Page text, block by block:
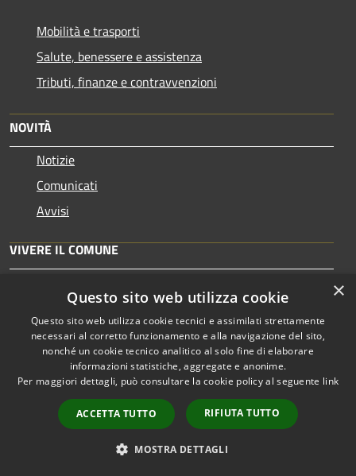
Mobilità e trasporti
Salute, benessere e assistenza
Tributi, finanze e contravvenzioni
NOVITÀ
Notizie
Comunicati
Avvisi
VIVERE IL COMUNE
Eventi
CONTATTI
Comune di Gubbio
Piazza Grande, 9 – 06024 - Gubbio
Codice Fiscale: 00334990546
Partita IVA: 00334990546
×
Questo sito web utilizza cookie
Questo sito web utilizza cookie tecnici e assimilati strettamente
necessari al corretto funzionamento e alla navigazione del sito,
nonché un cookie tecnico analitico al solo fine di elaborare
informazioni statistiche, aggregate e anonime.
Per maggiori dettagli, può consultare la cookie policy al seguente link
ACCETTA TUTTO RIFIUTA TUTTO
MOSTRA DETTAGLI